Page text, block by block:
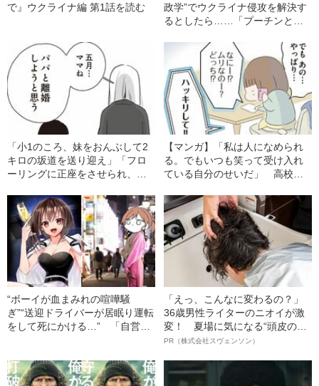
で』ウクライナ編 第1話を読む
政学”でウクライナ侵攻を解決す
るとしたら……「プーチンと対
い」 話題の“紛争漫画”作者が語
る「今回の侵攻の特異性」《キ
ーパーソンはあの元首相？》
「小1のころ、妹をおんぶして2
キロの坂道を送り迎え」「フロ
ーリングに正座をさせられ、物
に‟ネグレクト”を受けたマンガ家
が、自信を持てるようになった
意外な‟きっかけ”
【マンガ】「私は人になめられ
る。でもいつも笑って受け入れ
ている自分のせいだ」 高校
な“いじめ”の記憶
“ボーイが血まみれの喧嘩騒
ぎ”“送迎ドライバーが居眠り運転
をして死にかける…” 「自営業
アル
「えっ、こんなに変わるの？」
36歳男性ライターのニオイが激
変！ 夏場に気になる“頭皮のニ
オイ”や“ベタつき”を解消す
ト”が生み出した徹底ケアとは
PR（株式会社スヴェンソン）